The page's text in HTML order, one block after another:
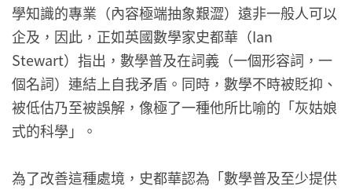
學知識的專業（內容極端抽象艱澀）遠非一般人可以
企及，因此，正如英國數學家史都華（Ian
Stewart）指出，數學普及在詞義（一個形容詞，一
個名詞）連結上自我矛盾。同時，數學不時被貶抑、
被低估乃至被誤解，像極了一種他所比喻的「灰姑娘
式的科學」。
為了改善這種處境，史都華認為「數學普及至少提供